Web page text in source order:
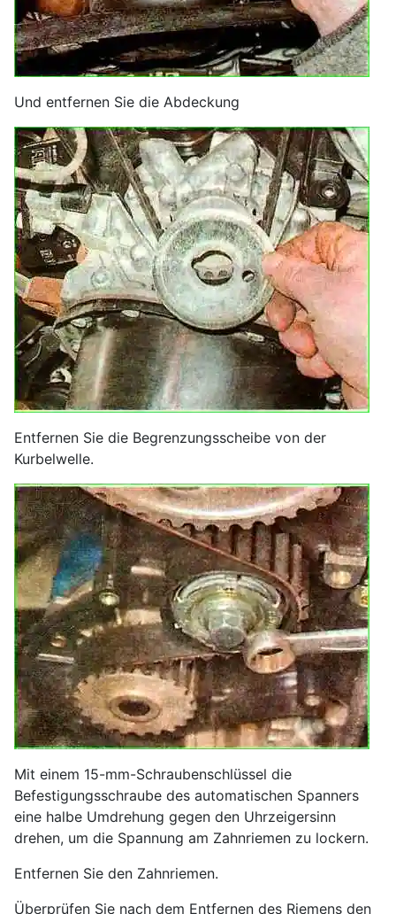
Und entfernen Sie die Abdeckung
Entfernen Sie die Begrenzungsscheibe von der
Kurbelwelle.
Mit einem 15-mm-Schraubenschlüssel die
Befestigungsschraube des automatischen Spanners
eine halbe Umdrehung gegen den Uhrzeigersinn
drehen, um die Spannung am Zahnriemen zu lockern.
Entfernen Sie den Zahnriemen.
Überprüfen Sie nach dem Entfernen des Riemens den